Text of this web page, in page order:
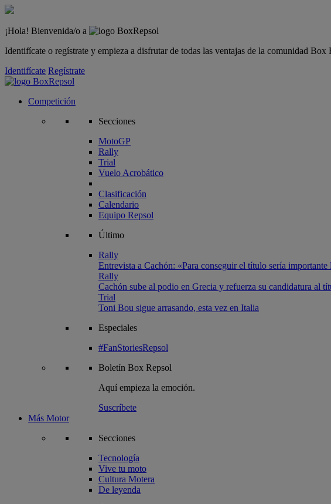
¡Hola! Bienvenida/o a
Identifícate o regístrate y empieza a disfrutar de todas las ventajas de la comunidad Box
Identifícate Regístrate
Competición
Secciones
MotoGP
Rally
Trial
Vuelo Acrobático
Clasificación
Calendario
Equipo Repsol
Último
Rally
Entrevista a Cachón: «Para conseguir el título sería
Rally
Cachón sube al podio en Grecia y refuerza su candidatura al
Trial
Toni Bou sigue arrasando, esta vez en Italia
Especiales
#FanStoriesRepsol
Boletín Box Repsol
Aquí empieza la emoción.
Suscríbete
Más Motor
Secciones
Tecnología
Vive tu moto
Cultura Motera
De leyenda